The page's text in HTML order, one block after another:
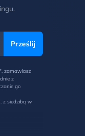
zamawiasz
z
go
z siedzibą w
na
są
w